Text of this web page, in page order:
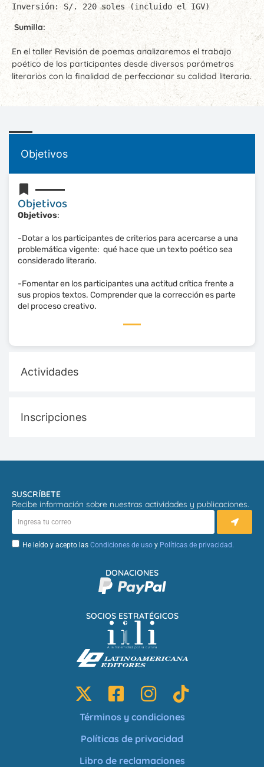
Inversión: S/. 220 soles (incluido el IGV)
Sumilla:
En el taller Revisión de poemas analizaremos el trabajo
poético de los participantes desde diversos parámetros
literarios con la finalidad de perfeccionar su calidad literaria.
Objetivos
Actividades
Inscripciones
Objetivos
Objetivos:
-Dotar a los participantes de criterios para acercarse a una
problemática vigente: qué hace que un texto poético sea
considerado literario.
-Fomentar en los participantes una actitud crítica frente a
sus propios textos. Comprender que la corrección es parte
del proceso creativo.
SUSCRÍBETE
Recibe información sobre nuestras actividades y publicaciones.
He leído y acepto las Condiciones de uso y Políticas de privacidad.
SOCIOS ESTRATÉGICOS
DONACIONES
Términos y condiciones
Políticas de privacidad
Libro de reclamaciones